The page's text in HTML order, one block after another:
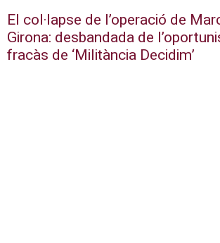
El col·lapse de l’operació de
Girona: desbandada de
fracàs de ‘Militància Decidim’